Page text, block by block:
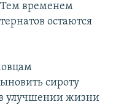
временем
остаются
сироту
в улучшении жизни